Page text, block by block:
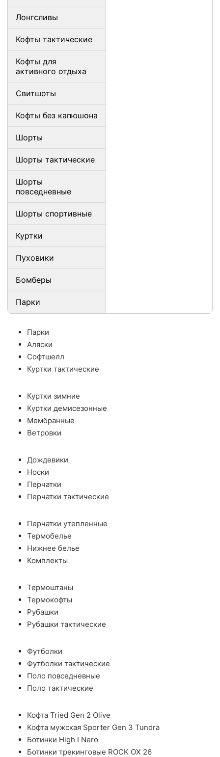
Лонгсливы
Кофты тактические
Кофты для
активного отдыха
Свитшоты
Кофты без капюшона
Шорты
Шорты тактические
Шорты
повседневные
Шорты спортивные
Куртки
Пуховики
Бомберы
Парки
Парки
Аляски
Софтшелл
Куртки тактические
Куртки зимние
Куртки демисезонные
Мембранные
Ветровки
Дождевики
Носки
Перчатки
Перчатки тактические
Перчатки утепленные
Термобелье
Нижнее белье
Комплекты
Термоштаны
Термокофты
Рубашки
Рубашки тактические
Футболки
Футболки тактические
Поло повседневные
Поло тактические
Кофта Tried Gen 2 Olive
Кофта мужская Sporter Gen 3 Tundra
Ботинки High I Nero
Ботинки трекинговые ROCK OX 26